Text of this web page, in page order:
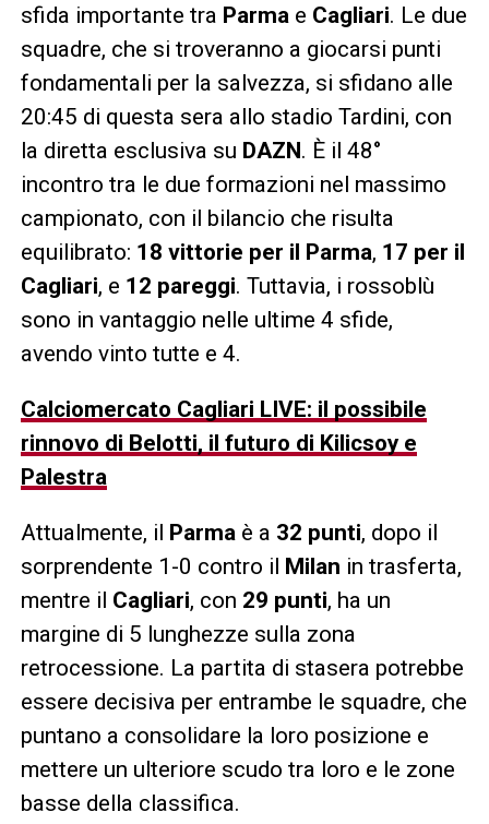
sfida importante tra Parma e Cagliari. Le due
squadre, che si troveranno a giocarsi punti
fondamentali per la salvezza, si sfidano alle
20:45 di questa sera allo stadio Tardini, con
la diretta esclusiva su DAZN. È il 48°
incontro tra le due formazioni nel massimo
campionato, con il bilancio che risulta
equilibrato: 18 vittorie per il Parma, 17 per il
Cagliari, e 12 pareggi. Tuttavia, i rossoblù
sono in vantaggio nelle ultime 4 sfide,
avendo vinto tutte e 4.
Calciomercato Cagliari LIVE: il possibile
rinnovo di Belotti, il futuro di Kilicsoy e
Palestra
Attualmente, il Parma è a 32 punti, dopo il
sorprendente 1-0 contro il Milan in trasferta,
mentre il Cagliari, con 29 punti, ha un
margine di 5 lunghezze sulla zona
retrocessione. La partita di stasera potrebbe
essere decisiva per entrambe le squadre, che
puntano a consolidare la loro posizione e
mettere un ulteriore scudo tra loro e le zone
basse della classifica.